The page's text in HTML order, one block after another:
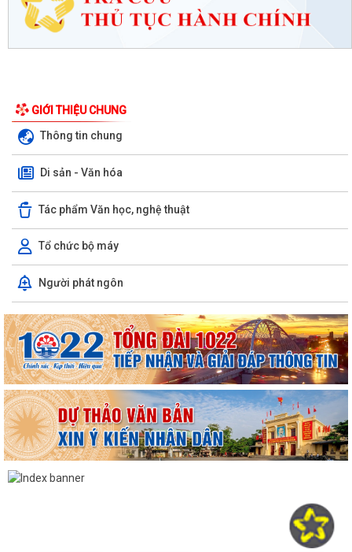
GIỚI THIỆU CHUNG
Thông tin chung
Di sản - Văn hóa
Tác phẩm Văn học, nghệ thuật
Tổ chức bộ máy
Người phát ngôn